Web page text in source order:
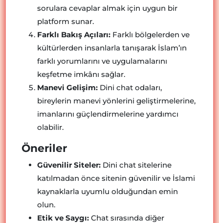
sorulara cevaplar almak için uygun bir
platform sunar.
Farklı Bakış Açıları: Farklı bölgelerden ve
kültürlerden insanlarla tanışarak İslam’ın
farklı yorumlarını ve uygulamalarını
keşfetme imkânı sağlar.
Manevi Gelişim: Dini chat odaları,
bireylerin manevi yönlerini geliştirmelerine,
imanlarını güçlendirmelerine yardımcı
olabilir.
Öneriler
Güvenilir Siteler: Dini chat sitelerine
katılmadan önce sitenin güvenilir ve İslami
kaynaklarla uyumlu olduğundan emin
olun.
Etik ve Saygı: Chat sırasında diğer